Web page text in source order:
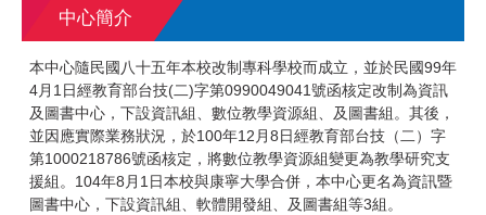
中心簡介
本中心隨民國八十五年本校改制專科學校而成立，並於民國99年
4月1日經教育部台技(二)字第0990049041號函核定改制為資訊
及圖書中心，下設資訊組、數位教學資源組、及圖書組。其後，
並因應實際業務狀況，於100年12月8日經教育部台技（二）字
第1000218786號函核定，將數位教學資源組變更為教學研究支
援組。104年8月1日本校與康寧大學合併，本中心更名為資訊暨
圖書中心，下設資訊組、軟體開發組、及圖書組等3組。